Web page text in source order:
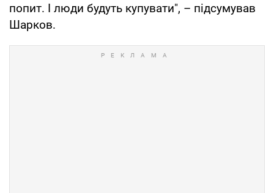
попит. І люди будуть купувати", – підсумував
Шарков.